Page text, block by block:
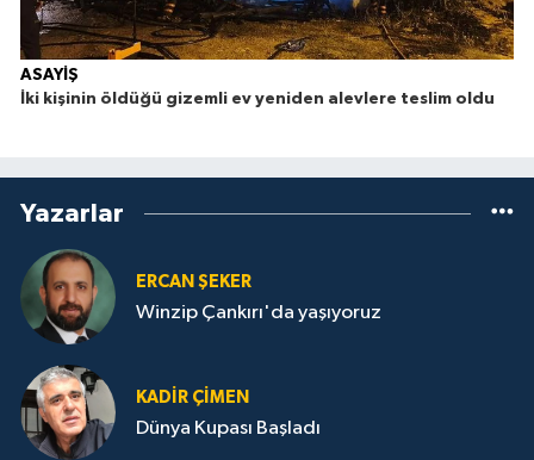
ASAYİŞ
İki kişinin öldüğü gizemli ev yeniden alevlere teslim oldu
Yazarlar
ERCAN ŞEKER
Winzip Çankırı'da yaşıyoruz
KADIR ÇIMEN
Dünya Kupası Başladı